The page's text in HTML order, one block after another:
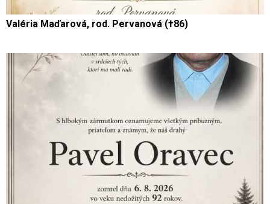
Valéria Maďarová, rod. Pervanová (†86)